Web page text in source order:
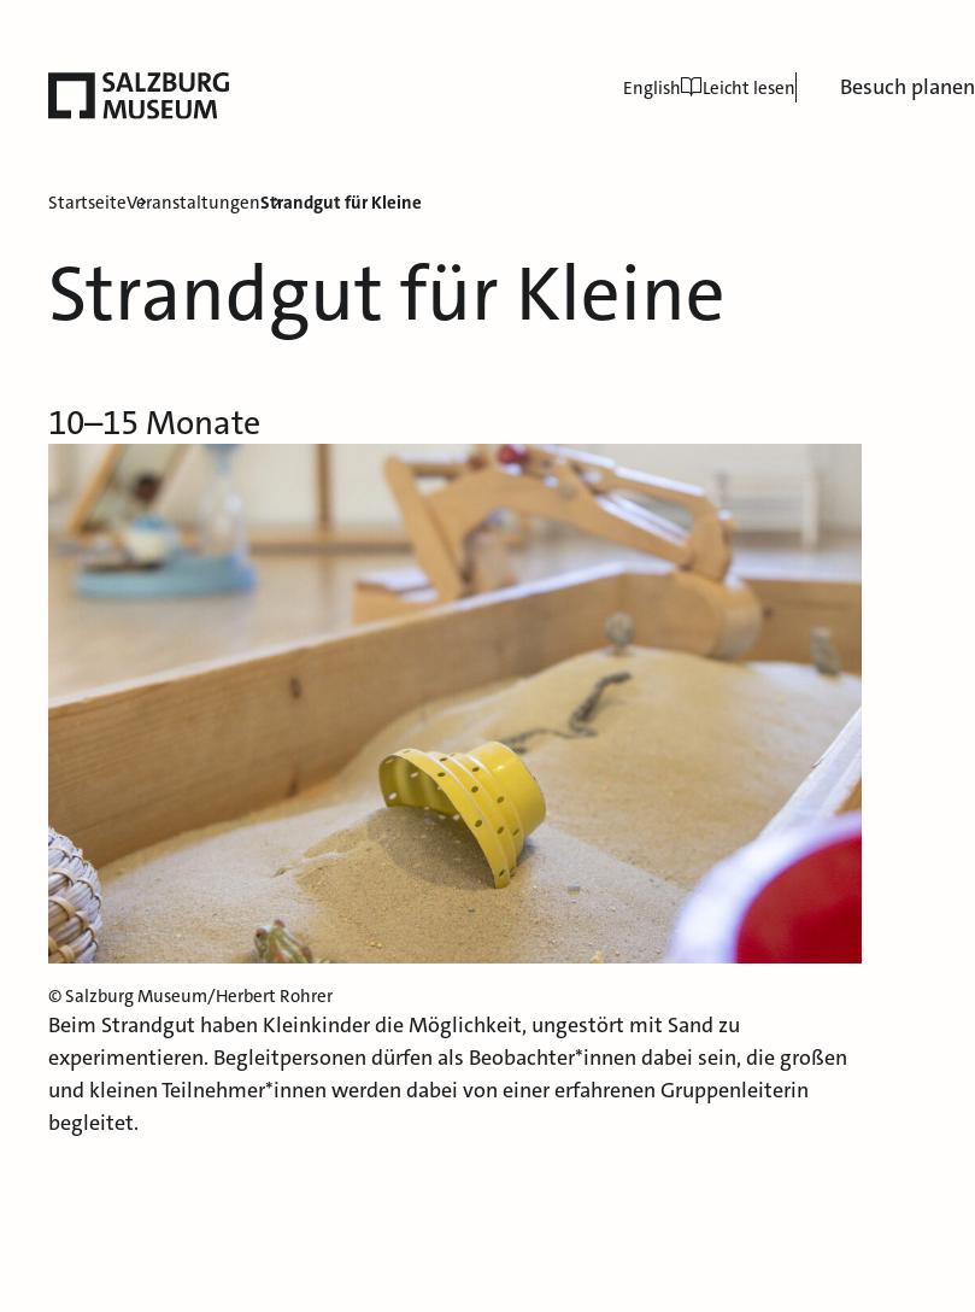
Besuch planen
English Leicht lesen
StartseiteVeranstaltungenStrandgut für Kleine
Strandgut für Kleine
10–15 Monate
© Salzburg Museum/Herbert Rohrer
Beim Strandgut haben Kleinkinder die Möglichkeit, ungestört mit Sand zu
experimentieren. Begleitpersonen dürfen als Beobachter*innen dabei sein, die großen
und kleinen Teilnehmer*innen werden dabei von einer erfahrenen Gruppenleiterin
begleitet.